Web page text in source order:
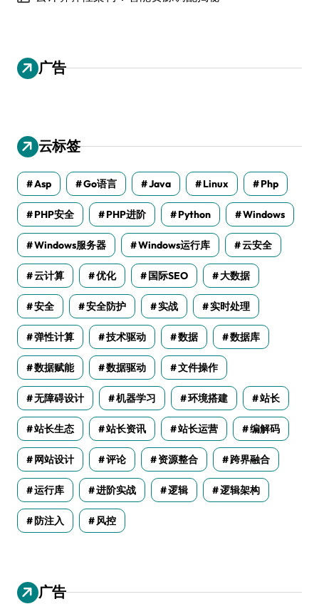
广告
云标签
Asp Go语言 Java Linux Php
PHP安全 PHP进阶 Python Windows
Windows服务器 Windows运行库 云安全
云计算 优化 国际SEO 大数据
安全 安全防护 实战 实时处理
弹性计算 技术驱动 数据 数据库
数据赋能 数据驱动 文件操作
无障碍设计 机器学习 环境搭建 站长
站长生态 站长资讯 站长运营 编解码
网站设计 评论 资源整合 跨界融合
运行库 进阶实战 逻辑 逻辑架构
防注入 风控
广告